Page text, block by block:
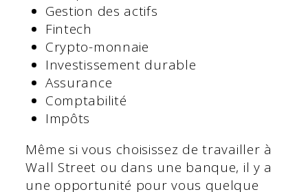
Gestion des actifs
Fintech
Crypto-monnaie
Investissement durable
Assurance
Comptabilité
Impôts
Même si vous choisissez de travailler à
Wall Street ou dans une banque, il y a
une opportunité pour vous quelque